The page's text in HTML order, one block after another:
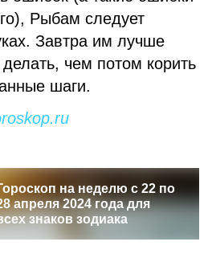
Рыбам следует
Завтра им лучше
чем потом корить
шаги.
на неделю с 22 по
апреля 2024 года для
знаков зодиака